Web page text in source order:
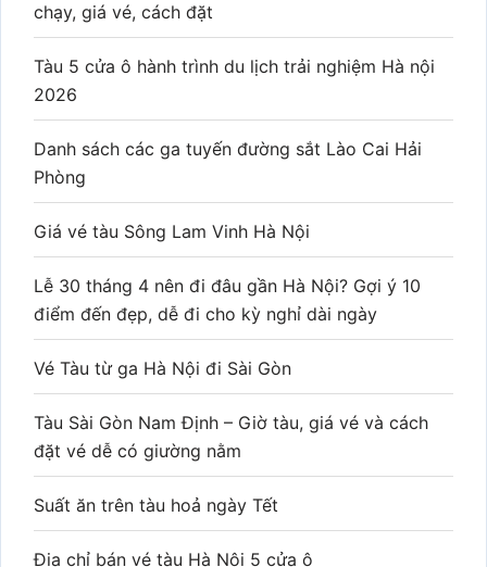
chạy, giá vé, cách đặt
Tàu 5 cửa ô hành trình du lịch trải nghiệm Hà nội
2026
Danh sách các ga tuyến đường sắt Lào Cai Hải
Phòng
Giá vé tàu Sông Lam Vinh Hà Nội
Lễ 30 tháng 4 nên đi đâu gần Hà Nội? Gợi ý 10
điểm đến đẹp, dễ đi cho kỳ nghỉ dài ngày
Vé Tàu từ ga Hà Nội đi Sài Gòn
Tàu Sài Gòn Nam Định – Giờ tàu, giá vé và cách
đặt vé dễ có giường nằm
Suất ăn trên tàu hoả ngày Tết
Địa chỉ bán vé tàu Hà Nội 5 cửa ô